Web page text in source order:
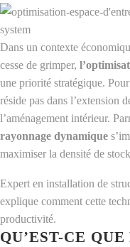
Dans un contexte
cesse de grimper,
une priorité stratégique.
réside pas dans l’extension
l’aménagement intérieur.
rayonnage dynamique
maximiser la densité de
Expert en installation de
explique comment cette
productivité.
QU’EST-CE